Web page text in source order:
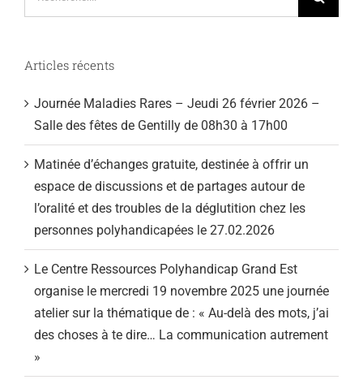
Articles récents
Journée Maladies Rares – Jeudi 26 février 2026 –
Salle des fêtes de Gentilly de 08h30 à 17h00
Matinée d’échanges gratuite, destinée à offrir un
espace de discussions et de partages autour de
l’oralité et des troubles de la déglutition chez les
personnes polyhandicapées le 27.02.2026
Le Centre Ressources Polyhandicap Grand Est
organise le mercredi 19 novembre 2025 une journée
atelier sur la thématique de : « Au-delà des mots, j’ai
des choses à te dire… La communication autrement
»